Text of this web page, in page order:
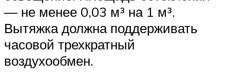
— не менее 0,03 м³ на 1 м³.
Вытяжка должна поддерживать
часовой трехкратный
воздухообмен.